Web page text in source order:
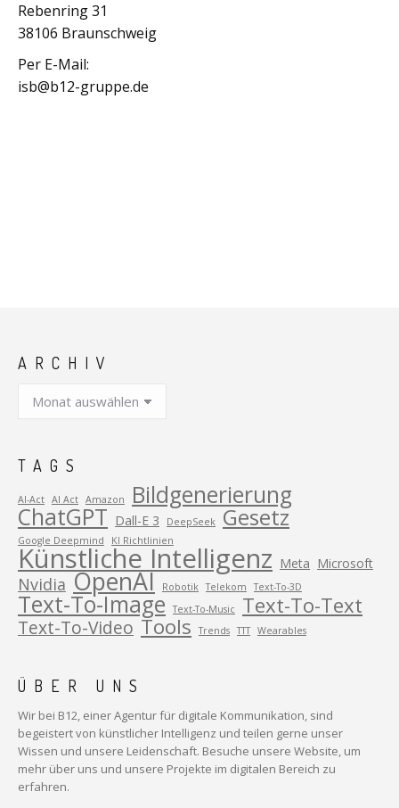
Rebenring 31
38106 Braunschweig
Per E-Mail:
isb@b12-gruppe.de
ARCHIV
TAGS
AI-Act AI Act Amazon Bildgenerierung
ChatGPT Dall-E 3 DeepSeek Gesetz
Google Deepmind KI Richtlinien
Künstliche Intelligenz Meta Microsoft
Nvidia OpenAI Robotik Telekom Text-To-3D
Text-To-Image Text-To-Music Text-To-Text
Text-To-Video Tools Trends TTT Wearables
ÜBER UNS
Wir bei B12, einer Agentur für digitale Kommunikation, sind
begeistert von künstlicher Intelligenz und teilen gerne unser
Wissen und unsere Leidenschaft. Besuche unsere Website, um
mehr über uns und unsere Projekte im digitalen Bereich zu
erfahren.